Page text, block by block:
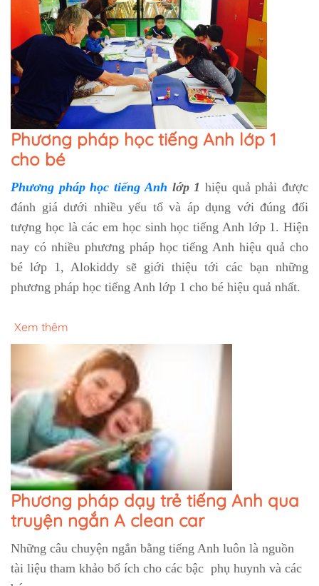
Phương pháp học tiếng Anh lớp 1
cho bé
Phương pháp học tiếng Anh lớp 1 hiệu quả phải được
đánh giá dưới nhiều yếu tố và áp dụng với đúng đối
tượng học là các em học sinh học tiếng Anh lớp 1. Hiện
nay có nhiều phương pháp học tiếng Anh hiệu quả cho
bé lớp 1, Alokiddy sẽ giới thiệu tới các bạn những
phương pháp học tiếng Anh lớp 1 cho bé hiệu quả nhất.
Xem thêm
Phương pháp dạy trẻ tiếng Anh qua
truyện ngắn A clean car
Những câu chuyện ngắn bằng tiếng Anh luôn là nguồn
tài liệu tham khảo bổ ích cho các bậc phụ huynh và các